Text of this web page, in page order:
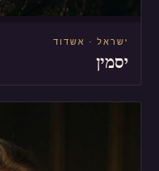
ישראל · אשדוד
יסמין